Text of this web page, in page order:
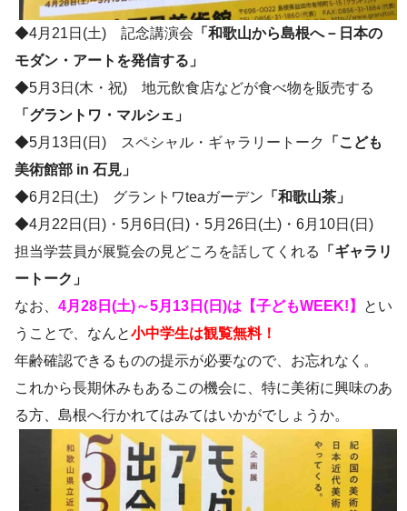
◆4月21日(土) 記念講演会 「和歌山から島根へ－日本の
モダン・アートを発信する」
◆5月3日(木・祝) 地元飲食店などが食べ物を販売する
「グラントワ・マルシェ」
◆5月13日(日) スペシャル・ギャラリートーク
「こども
美術館部 in 石見」
◆6月2日(土) グラントワteaガーデン 「和歌山茶」
◆4月22日(日)・5月6日(日)・5月26日(土)・6月10日(日)
担当学芸員が展覧会の見どころを話してくれる
「ギャラリ
ートーク」
なお、 4月28日(土)～5月13日(日)は【子どもWEEK!】
とい
うことで、なんと小中学生は観覧無料！
年齢確認できるものの提示が必要なので、お忘れなく。
これから長期休みもあるこの機会に、特に美術に興味のあ
る方、島根へ行かれてはみてはいかがでしょうか。